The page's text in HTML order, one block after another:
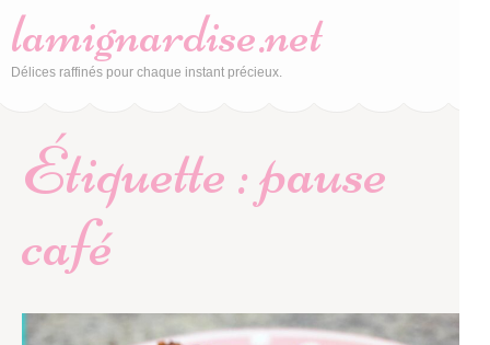
lamignardise.net
Délices raffinés pour chaque instant précieux.
Étiquette :pause
café